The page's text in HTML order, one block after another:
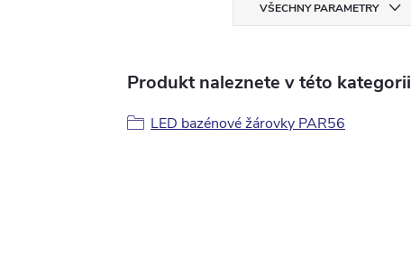
VŠECHNY PARAMETRY
Produkt naleznete v této kategorii
LED bazénové žárovky PAR56